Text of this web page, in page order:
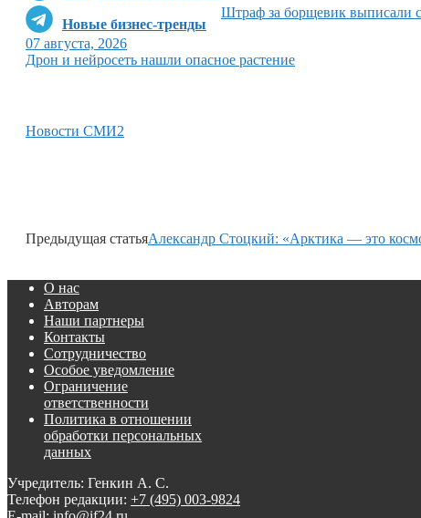
Новые бизнес-тренды
Штраф за борщевик
07 августа, 2026
Дрон и нейросеть нашли опасное растение
Новости СМИ2
Предыдущая статьяАлександр Стоцкий: «Арктика — это
О нас
Авторам
Наши партнеры
Контакты
Сотрудничество
Особое уведомление
Ограничение
ответственности
Политика в отношении
обработки персональных
данных
Учредитель: Генкин А. С.
Телефон редакции: +7 (495) 003-9824